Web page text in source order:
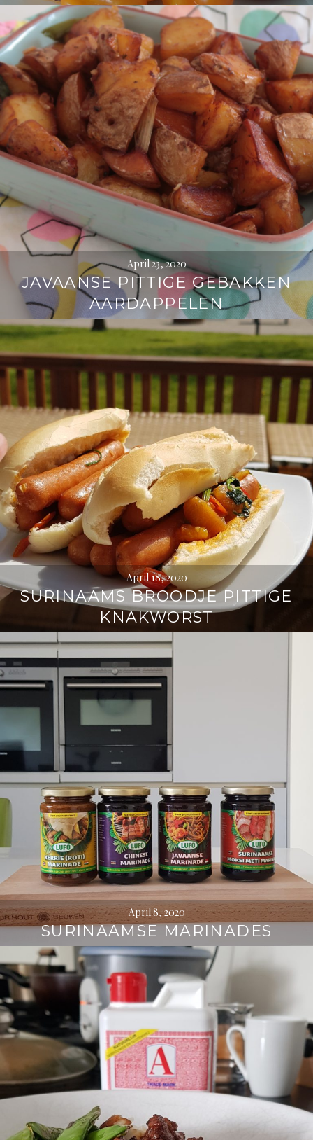
April 23, 2020
JAVAANSE PITTIGE GEBAKKEN
AARDAPPELEN
April 18, 2020
SURINAAMS BROODJE PITTIGE
KNAKWORST
April 8, 2020
SURINAAMSE MARINADES